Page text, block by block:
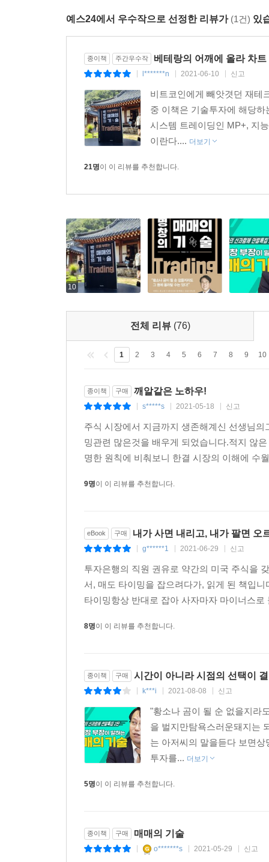
★ 공매도의 업틱룰 매도 잔량을 활용한 매매
★ 시장 움직임에 따른 지수 ETF 매매
★ HTS 검색 기능 활용과 OPEN API
것이다. 다만, 투자 성향에 차이가 있어서 누군
느낀다. 따라서 자신의 성향에 맞춰 매매 상
만들어나가는 것이다.
어떤 시황에도 대응하는 투자자가 될 수 있다
근본적인 이유는 황소와 곰의 힘겨루기라는 것이
내려서 매도할 때) 시장은 하락한다. 힘겨루기
변동성을 키우고, 변동성은 트레이더에게 매매의
목적이다. 단기 투자자는 물론이고 장기 투자자
비싸게 파는 것이기 때문이다. 이 책을 통해 타이
예스24에서 우수작으로 선정한 리뷰가 (1건) 있
종이책 주간우수작 베테랑의 어깨에 올라 차
l*******n 2021-06-10 신고
비트코인에게 빼앗겻던 재테
중 이책은 기술투자에 해당
시스템 트레이딩인 MP+, 지
이란다.... 더보기
21명이 이 리뷰를 추천합니다.
10
전체 리뷰 (76)
1 2 3 4 5 6 7 8 9 10
종이책 구매 깨알같은 노하우!
s*****s 2021-05-18 신고
주식 시장에서 지금까지 생존해계신 선생님
밍관련 많은것을 배우게 되었습니다.적지 않
명한 원칙에 비춰보니 한결 시장의 이해에 수
9명이 이 리뷰를 추천합니다.
eBook 구매 내가 사면 내리고, 내가 팔면 오
g******1 2021-06-29 신고
투자은행의 직원 권유로 약간의 미국 주식을
서, 매도 타이밍을 잡으려다가, 읽게 된 책입
타이밍항상 반대로 잡아 사자마자 마이너스
8명이 이 리뷰를 추천합니다.
종이책 구매 시간이 아니라 시점의 선택이
k***i 2021-08-08 신고
"황소나 곰이 될 순 없을지라
을 벌지만탐욕스러운돼지는
는 아저씨의 말을듣다 보면
투자를... 더보기
5명이 이 리뷰를 추천합니다.
종이책 구매 매매의 기술
o*******s 2021-05-29 신고